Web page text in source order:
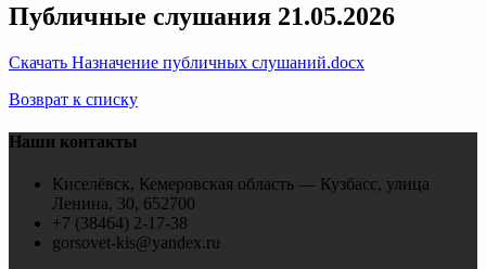
Публичные слушания 21.05.2026
Скачать Назначение публичных слушаний.docx
Возврат к списку
Наши контакты
Киселёвск, Кемеровская область — Кузбасс, улица
Ленина, 30, 652700
+7 (38464) 2-17-38
gorsovet-kis@yandex.ru